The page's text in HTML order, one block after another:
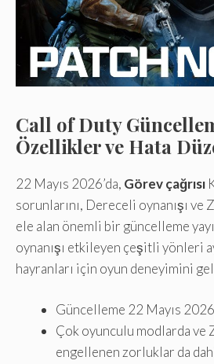
Call of Duty
Özellikler ve Hata
22 Mayıs 2026’da, Görev çağrısı
sorunlarını, Dereceli oynanışı ve
ele alan önemli bir güncelleme
oynanışı etkileyen çeşitli yönleri
hayranları için oyun deneyimini
Güncelleme 22 Mayıs
Çok oyunculu modlarda ve
engellenen zorluklar da